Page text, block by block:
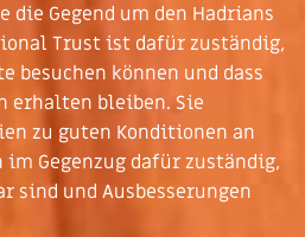
Gegend um den Hadrians
Trust ist dafür zuständig,
besuchen können und dass
erhalten bleiben. Sie
zu guten Konditionen an
im Gegenzug dafür zuständig,
sind und Ausbesserungen